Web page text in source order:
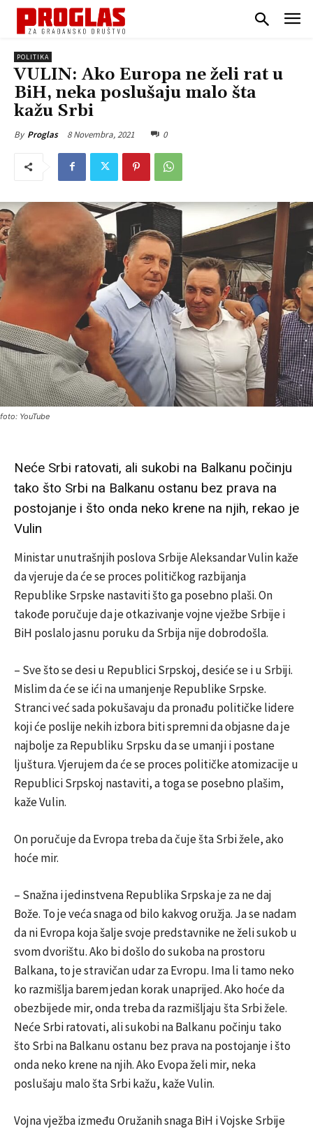
POLITIKA
VULIN: Ako Europa ne želi rat u
BiH, neka poslušaju malo šta
kažu Srbi
By Proglas 8 Novembra, 2021 0
foto: YouTube
Neće Srbi ratovati, ali sukobi na Balkanu počinju
tako što Srbi na Balkanu ostanu bez prava na
postojanje i što onda neko krene na njih, rekao je
Vulin
Ministar unutrašnjih poslova Srbije Aleksandar Vulin kaže
da vjeruje da će se proces političkog razbijanja
Republike Srpske nastaviti što ga posebno plaši. On
takođe poručuje da je otkazivanje vojne vježbe Srbije i
BiH poslalo jasnu poruku da Srbija nije dobrodošla.
– Sve što se desi u Republici Srpskoj, desiće se i u Srbiji.
Mislim da će se ići na umanjenje Republike Srpske.
Stranci već sada pokušavaju da pronađu političke lidere
koji će poslije nekih izbora biti spremni da objasne da je
najbolje za Republiku Srpsku da se umanji i postane
ljuštura. Vjerujem da će se proces političke atomizacije u
Republici Srpskoj nastaviti, a toga se posebno plašim,
kaže Vulin.
On poručuje da Evropa treba da čuje šta Srbi žele, ako
hoće mir.
– Snažna i jedinstvena Republika Srpska je za ne daj
Bože. To je veća snaga od bilo kakvog oružja. Ja se nadam
da ni Evropa koja šalje svoje predstavnike ne želi sukob u
svom dvorištu. Ako bi došlo do sukoba na prostoru
Balkana, to je stravičan udar za Evropu. Ima li tamo neko
ko razmišlja barem jedan korak unaprijed. Ako hoće da
obezbijede mir, onda treba da razmišljaju šta Srbi žele.
Neće Srbi ratovati, ali sukobi na Balkanu počinju tako
što Srbi na Balkanu ostanu bez prava na postojanje i što
onda neko krene na njih. Ako Evopa želi mir, neka
poslušaju malo šta Srbi kažu, kaže Vulin.
Vojna vježba između Oružanih snaga BiH i Vojske Srbije